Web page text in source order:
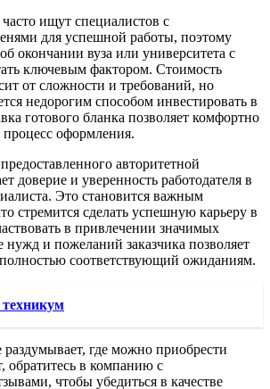
ищут специалистов с
для успешной работы, поэтому
окончании вуза или университета с
ключевым фактором. Стоимость
от сложности и требований, но
недорогим способом инвестировать в
готового бланка позволяет комфортно
оформления.
авторитетной
доверие и уверенность работодателя в
Это становится важным
стремится сделать успешную карьеру в
в привлечении значимых
нужд и пожеланий заказчика позволяет
соответствующий ожиданиям.
раздумывает, где можно приобрести
обратитесь в компанию с
чтобы убедиться в качестве